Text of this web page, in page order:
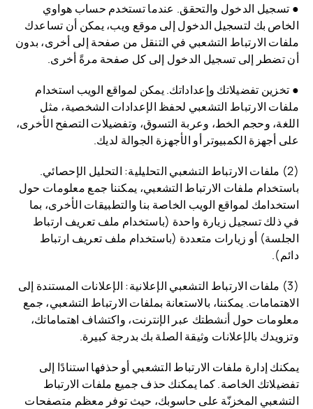
● تسجيل الدخول والتحقق. عندما تستخدم حساب هواوي
الخاص بك لتسجيل الدخول إلى موقع ويب، يمكن أن تساعدك
ملفات الارتباط التشعبي في التنقل من صفحة إلى أخرى، بدون
أن تضطر إلى تسجيل الدخول إلى كل صفحة مرةً أخرى.
● تخزين تفضيلاتك وإعداداتك. يمكن لمواقع الويب استخدام
ملفات الارتباط التشعبي لحفظ الإعدادات الشخصية، مثل
اللغة، وحجم الخط، وعربة التسوق، وتفضيلات التصفح الأخرى،
على أجهزة الكمبيوتر أو الأجهزة الجوالة لديك.
(2) ملفات الارتباط التشعبي التحليلية: التحليل الإحصائي.
باستخدام ملفات الارتباط التشعبي، يمكننا جمع معلومات حول
استخدامك لمواقع الويب الخاصة بنا والتطبيقات الأخرى، بما
في ذلك تسجيل زيارة واحدة (باستخدام ملف تعريف ارتباط
الجلسة) أو زيارات متعددة (باستخدام ملف تعريف ارتباط
دائم).
(3) ملفات الارتباط التشعبي الإعلانية: الإعلانات المستندة إلى
الاهتمامات. يمكننا، بالاستعانة بملفات الارتباط التشعبي، جمع
معلومات حول أنشطتك عبر الإنترنت، واكتشاف اهتماماتك،
وتزويدك بالإعلانات وثيقة الصلة بك بدرجة كبيرة.
يمكنك إدارة ملفات الارتباط التشعبي أو حذفها استنادًا إلى
تفضيلاتك الخاصة. كما يمكنك حذف جميع ملفات الارتباط
التشعبي المخزنّة على حاسوبك، حيث توفر معظم متصفحات